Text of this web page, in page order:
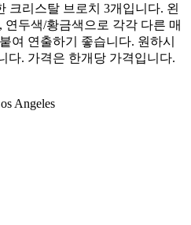
크리스탈 브로치 3개입니다. 왼
두색/황금색으로 각각 다른 매
여 연출하기 좋습니다. 원하시
다. 가격은 한개당 가격입니다.
Angeles